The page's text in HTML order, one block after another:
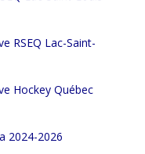
RSEQ Lac-Saint-
Hockey Québec
2024-2026